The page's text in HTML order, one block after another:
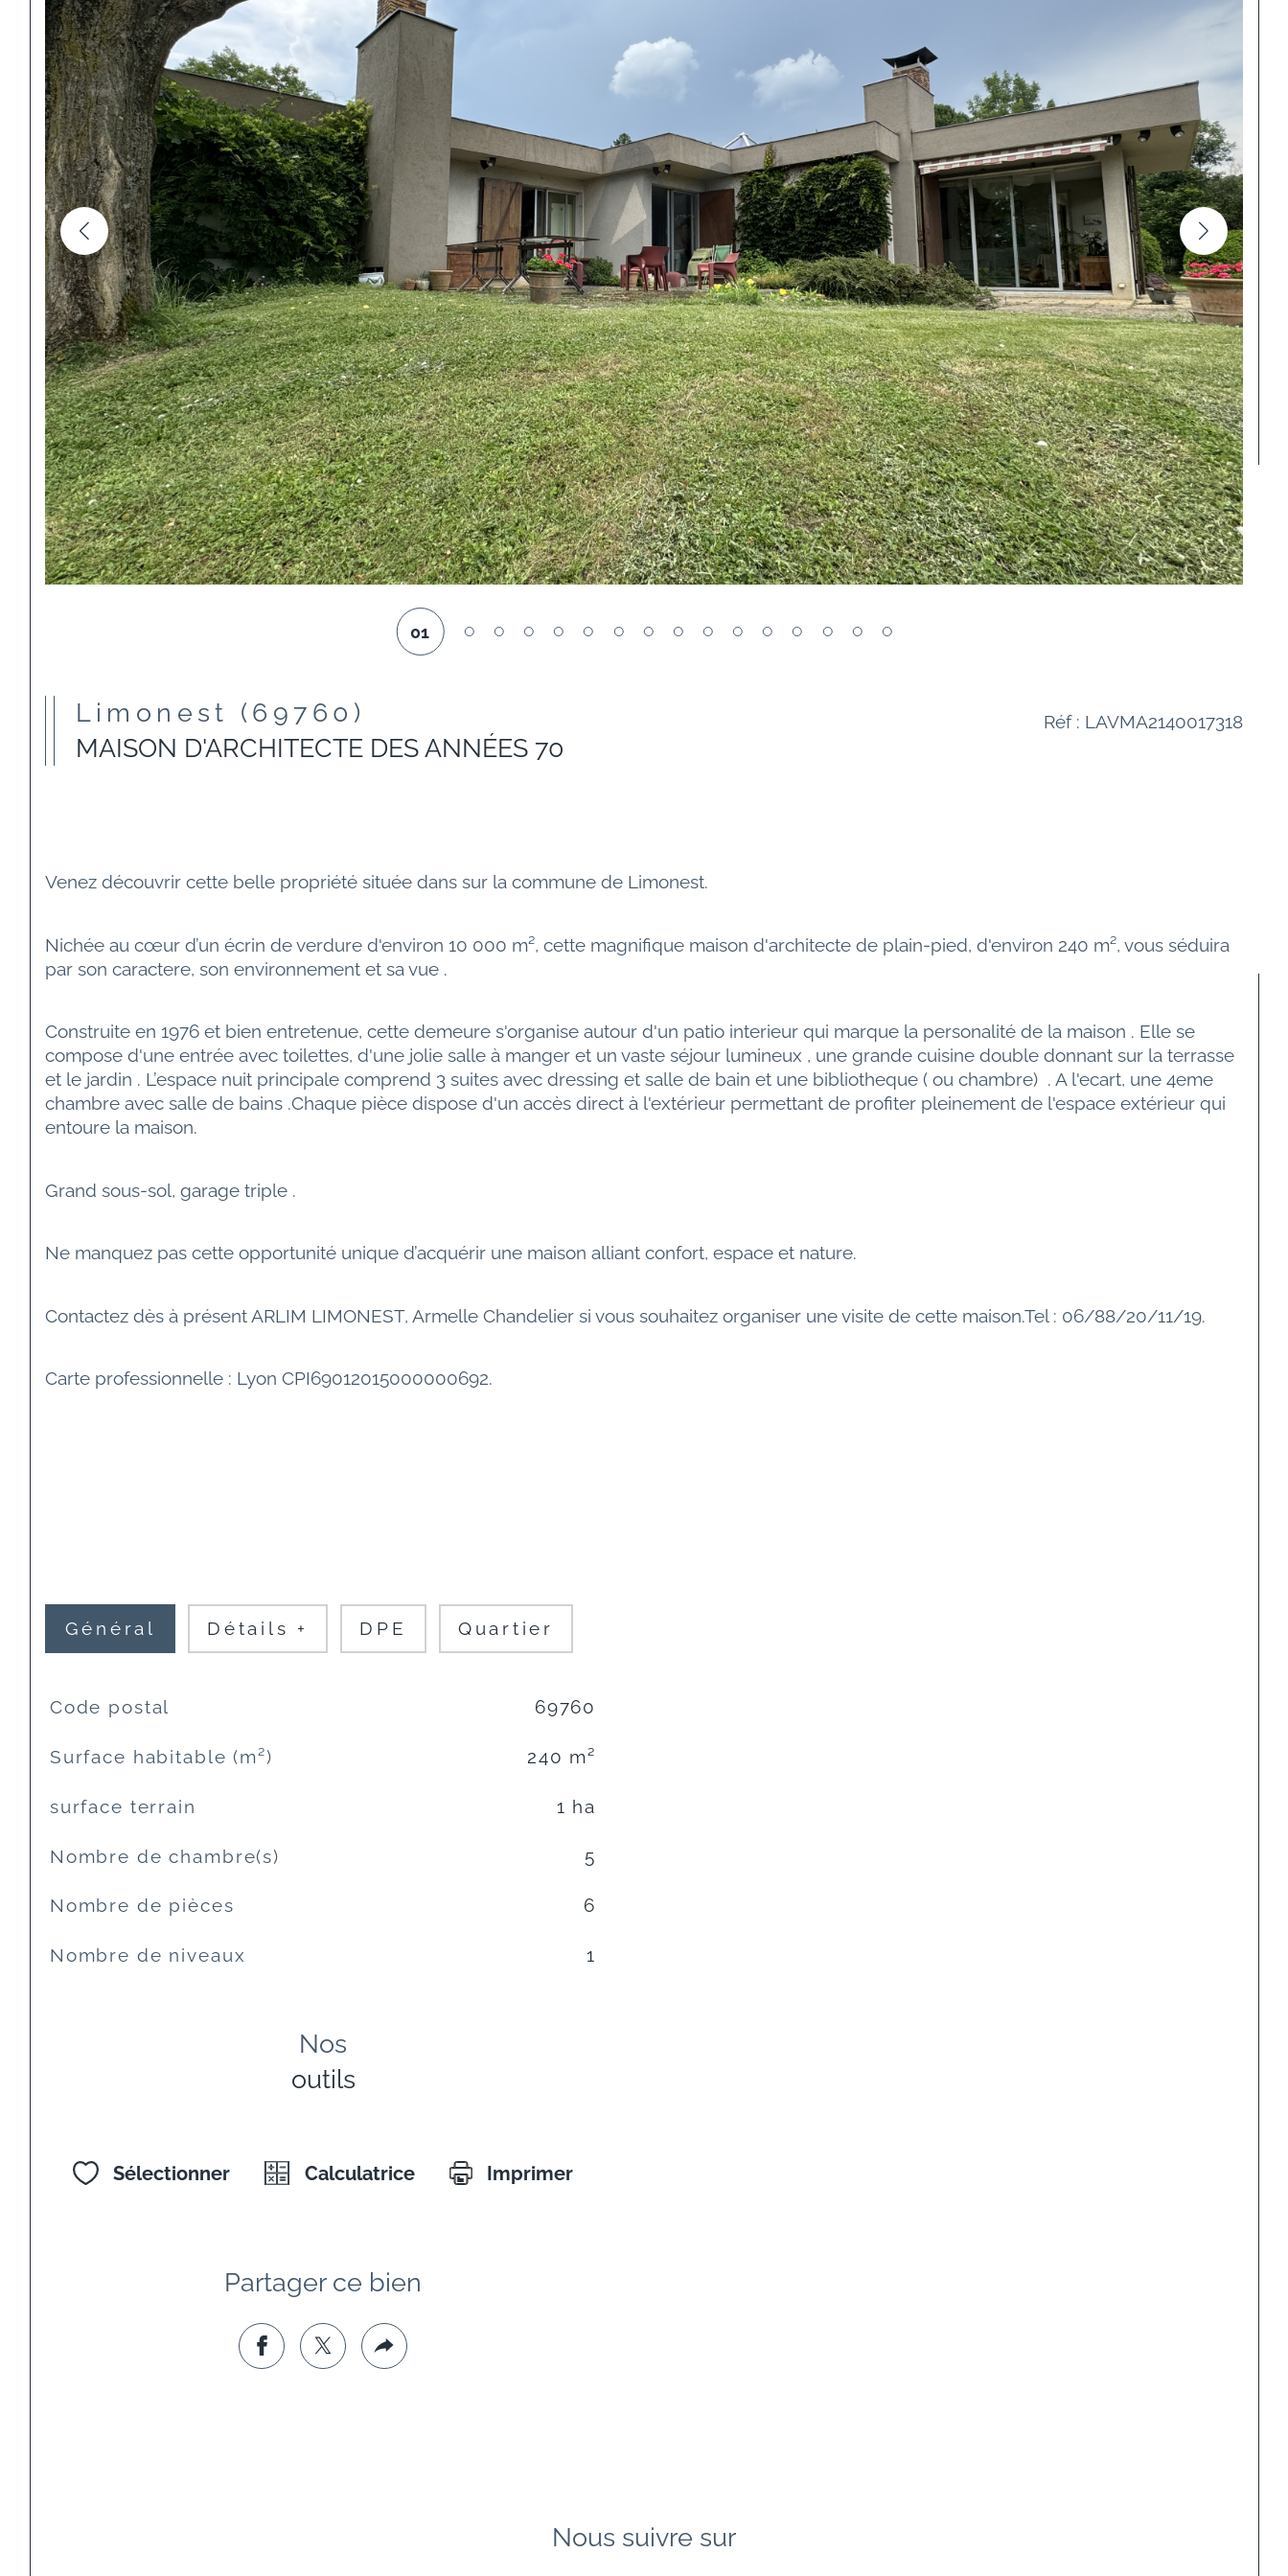
01
Limonest (69760)
MAISON D'ARCHITECTE DES ANNÉES 70
Réf : LAVMA2140017318
Venez découvrir cette belle propriété située dans sur la commune de Limonest.
Nichée au cœur d’un écrin de verdure d'environ 10 000 m², cette magnifique maison d'architecte de plain-pied, d'environ 240 m², vous séduira
par son caractere, son environnement et sa vue .
Construite en 1976 et bien entretenue, cette demeure s'organise autour d'un patio interieur qui marque la personalité de la maison . Elle se
compose d'une entrée avec toilettes, d'une jolie salle à manger et un vaste séjour lumineux , une grande cuisine double donnant sur la terrasse
et le jardin . L’espace nuit principale comprend 3 suites avec dressing et salle de bain et une bibliotheque ( ou chambre)  . A l'ecart, une 4eme
chambre avec salle de bains .Chaque pièce dispose d'un accès direct à l'extérieur permettant de profiter pleinement de l'espace extérieur qui
entoure la maison.
Grand sous-sol, garage triple .
Ne manquez pas cette opportunité unique d’acquérir une maison alliant confort, espace et nature.
Contactez dès à présent ARLIM LIMONEST, Armelle Chandelier si vous souhaitez organiser une visite de cette maison.Tel : 06/88/20/11/19.
Carte professionnelle : Lyon CPI69012015000000692.
Général Détails + DPE Quartier
TRAD_SIROCCO_Caracteristique
Code postal 69760
Surface habitable (m²) 240 m²
surface terrain 1 ha
Nombre de chambre(s) 5
Nombre de pièces 6
Nombre de niveaux 1
Nos
outils
Sélectionner Calculatrice Imprimer
Partager ce bien
Nous suivre sur